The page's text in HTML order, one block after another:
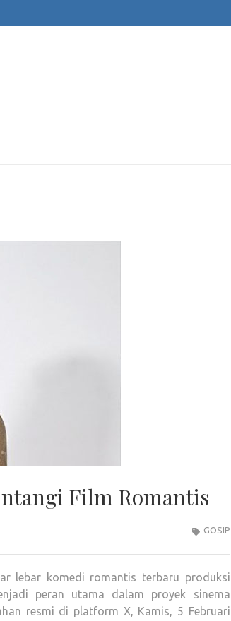
Film Romantis
GOSIP
lebar komedi romantis terbaru produksi
peran utama dalam proyek sinema
resmi di platform X, Kamis, 5 Februari